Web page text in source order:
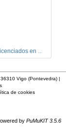
A inserción laboral dos licenciados en Ciencias do Mar: a carreira investigadora
Vigo (Pontevedra) |
de cookies
by PuMuKIT 3.5.6